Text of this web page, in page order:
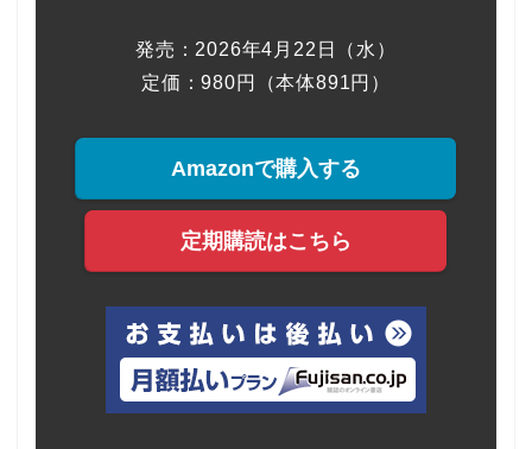
発売：2026年4月22日（水）
定価：980円（本体891円）
Amazonで購入する
定期購読はこちら